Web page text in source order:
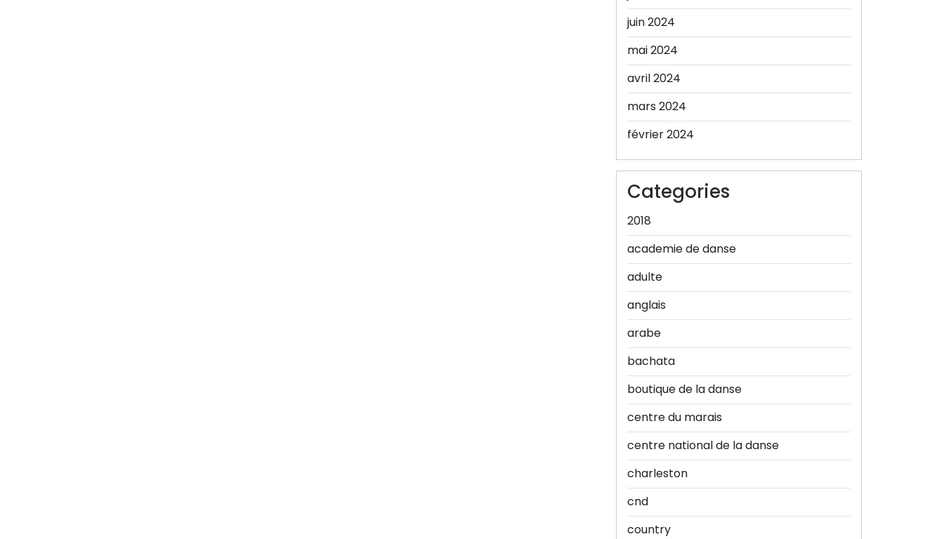
juin 2024
mai 2024
avril 2024
mars 2024
février 2024
Categories
2018
academie de danse
adulte
anglais
arabe
bachata
boutique de la danse
centre du marais
centre national de la danse
charleston
cnd
country